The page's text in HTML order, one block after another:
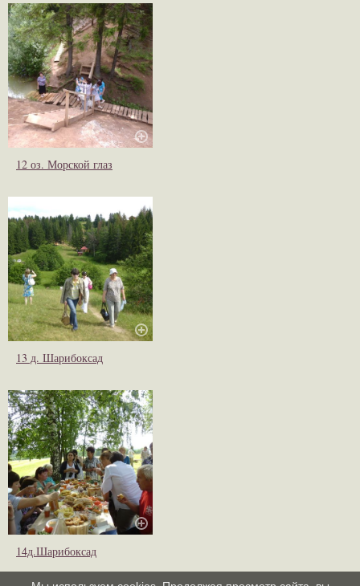
12 оз. Морской глаз
13 д. Шарибоксад
14д.Шарибоксад